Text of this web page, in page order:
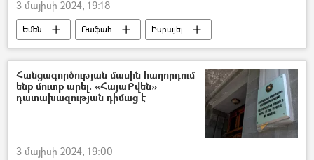
3 մայիսի 2024, 19:18
Եմեն Ռաֆահ
Իսրայել
Գազայի հատված
Հանցագործության մասին հաղորդում
ենք մուտք արել. «ՀայաՔվեն»
դատախազության դիմաց է
3 մայիսի 2024, 19:00